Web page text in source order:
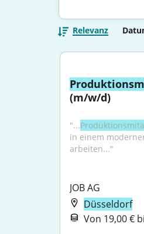
Relevanz
(m/w/d)
"...
in einem
arbeiten..."
JOB AG
Düsseldorf
Von 19,00 €